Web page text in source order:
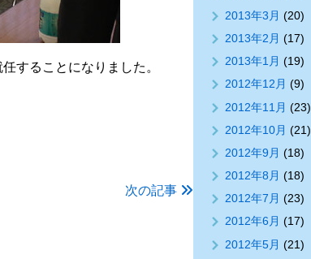
することになりました。
次の記事
2013年3月 (20)
2013年2月 (17)
2013年1月 (19)
2012年12月 (9)
2012年11月 (23)
2012年10月 (21)
2012年9月 (18)
2012年8月 (18)
2012年7月 (23)
2012年6月 (17)
2012年5月 (21)